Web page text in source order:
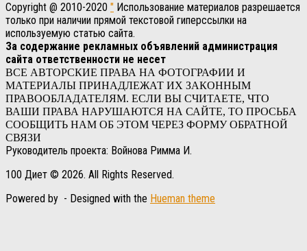
Copyright @ 2010-2020 " Использование материалов разрешается
только при наличии прямой текстовой гиперссылки на
используемую статью сайта.
За содержание рекламных объявлений администрация
сайта ответственности не несет
ВСЕ АВТОРСКИЕ ПРАВА НА ФОТОГРАФИИ И
МАТЕРИАЛЫ ПРИНАДЛЕЖАТ ИХ ЗАКОННЫМ
ПРАВООБЛАДАТЕЛЯМ. ЕСЛИ ВЫ СЧИТАЕТЕ, ЧТО
ВАШИ ПРАВА НАРУШАЮТСЯ НА САЙТЕ, ТО ПРОСЬБА
СООБЩИТЬ НАМ ОБ ЭТОМ ЧЕРЕЗ ФОРМУ ОБРАТНОЙ
СВЯЗИ
Руководитель проекта: Войнова Римма И.
100 Диет © 2026. All Rights Reserved.
Powered by - Designed with the Hueman theme